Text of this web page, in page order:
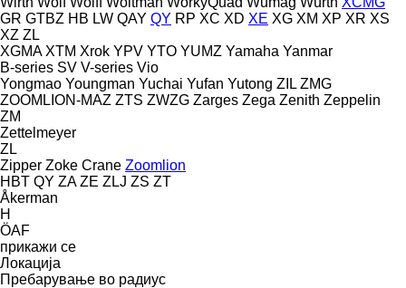
GR GTBZ HB LW QAY QY RP XC XD XE XG XM XP XR XS
XZ ZL
XGMA XTM Xrok YPV YTO YUMZ Yamaha Yanmar
B-series SV V-series Vio
Yongmao Youngman Yuchai Yufan Yutong ZIL ZMG
ZOOMLION-MAZ ZTS ZWZG Zarges Zega Zenith Zeppelin
ZM
Zettelmeyer
ZL
Zipper Zoke Crane Zoomlion
HBT QY ZA ZE ZLJ ZS ZT
Åkerman
H
ÖAF
прикажи се
Локација
Пребарување во радиус